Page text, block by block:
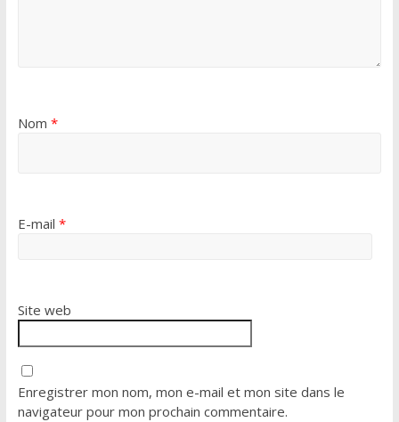
Nom *
E-mail *
Site web
Enregistrer mon nom, mon e-mail et mon site dans le
navigateur pour mon prochain commentaire.